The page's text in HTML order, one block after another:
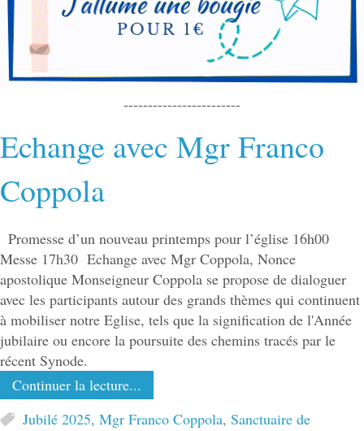
------------------------
Echange avec Mgr Franco
Coppola
Promesse d’un nouveau printemps pour l’église 16h00
Messe 17h30 Echange avec Mgr Coppola, Nonce
apostolique Monseigneur Coppola se propose de dialoguer
avec les participants autour des grands thèmes qui continuent
à mobiliser notre Eglise, tels que la signification de l'Année
jubilaire ou encore la poursuite des chemins tracés par le
récent Synode.
Continuer la lecture...
Jubilé 2025, Mgr Franco Coppola, Sanctuaire de